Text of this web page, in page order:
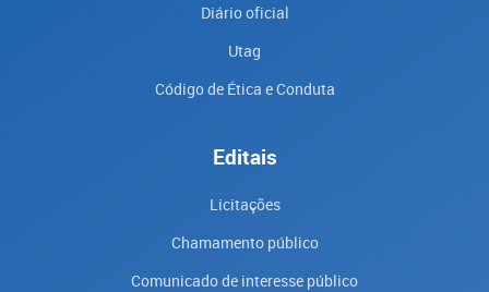
Diário oficial
Utag
Código de Ética e Conduta
Editais
Licitações
Chamamento público
Comunicado de interesse público